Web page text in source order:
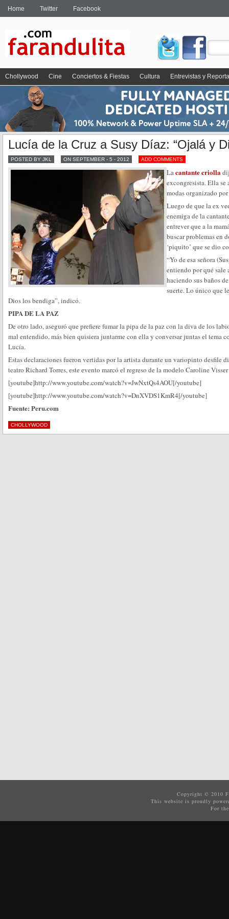
Home Twitter Facebook
Chollywood Cine Conciertos & Fiestas Cultura Entrevistas y
Lucía de la Cruz a Susy Díaz: “Ojalá y
POSTED BY JKL ON SEPTEMBER - 5 - 2012 ADD COMMENTS
Lacantante criolla
excongresista. Ella se
modas organizado
Luego de que la ex
enemiga de la
entrever que a la
buscar problemas en
‘piquito’ que se dio
“Yo de esa señora
entiendo por qué sale
haciendo sus baños
suerte. Lo único que
Dios los bendiga”, indicó.
PIPA DE LA PAZ
De otro lado, aseguró que prefiere fumar la pipa de la paz con la diva de los
mal entendido, más bien quisiera juntarme con ella y conversar juntas el tema
Lucía.
Estas declaraciones fueron vertidas por la artista durante un variopinto desfile
teatro Richard Torres, este evento marcó el regreso de la modelo Caroline Visser
[youtube]http://www.youtube.com/watch?v=JwNxtQs4AOU[/youtube]
[youtube]http://www.youtube.com/watch?v=DnXVDS1KmR4[/youtube]
Fuente: Peru.com
CHOLLYWOOD
Copyright © 2010
This website is proudly
For